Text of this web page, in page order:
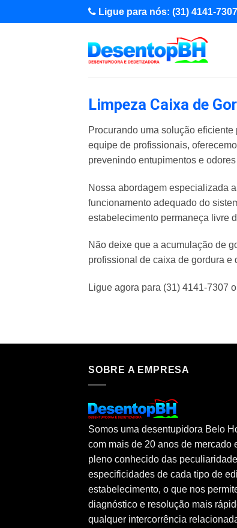
to
Ligue para nós: (31) 4141-7307
Limpeza Caixa de
Procurando uma solução
equipe de profissionais,
prevenindo entupimentos e
Nossa abordagem especializada
funcionamento adequado do
estabelecimento permaneça livre
Não deixe que a acumulação de
profissional de caixa de gordura
Ligue agora para (31) 4141-7307
SOBRE A EMPRESA
Somos uma desentupidora Belo
com mais de 20 anos de mercado
pleno conhecido das
especificidades de cada tipo de
estabelecimento, o que nos
diagnóstico e resolução mais
qualquer intercorrência